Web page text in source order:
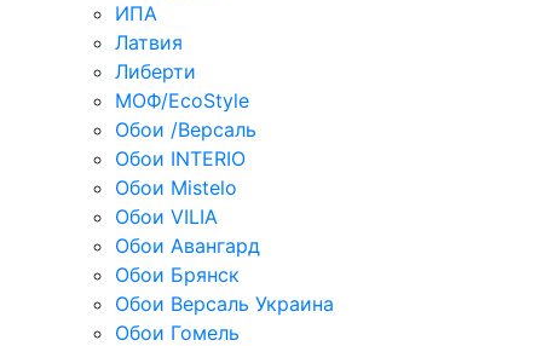
ИПА
Латвия
Либерти
МОФ/EcoStyle
Обои /Версаль
Обои INTERIO
Обои Mistelo
Обои VILIA
Обои Авангард
Обои Брянск
Обои Версаль Украина
Обои Гомель